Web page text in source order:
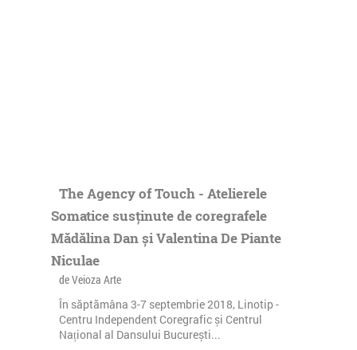
The Agency of Touch - Atelierele
Somatice susținute de coregrafele
Mădălina Dan și Valentina De Piante
Niculae
de Veioza Arte
În săptămâna 3-7 septembrie 2018, Linotip -
Centru Independent Coregrafic și Centrul
Național al Dansului București...